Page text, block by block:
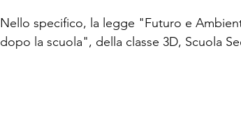
Nello specifico, la legge "Futuro e
dopo la scuola", della classe 3D, Scuola